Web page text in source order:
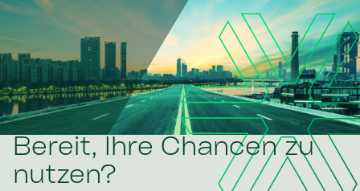
Bereit, Ihre Chancen zu
nutzen?